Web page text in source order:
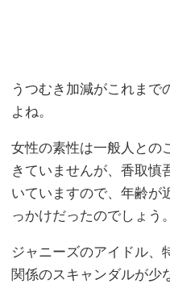
うつむき加減がこれまで
よね。
女性の素性は一般人との
きていませんが、香取慎
いていますので、年齢が
っかけだったのでしょう。
ジャニーズのアイドル、
関係のスキャンダルが少